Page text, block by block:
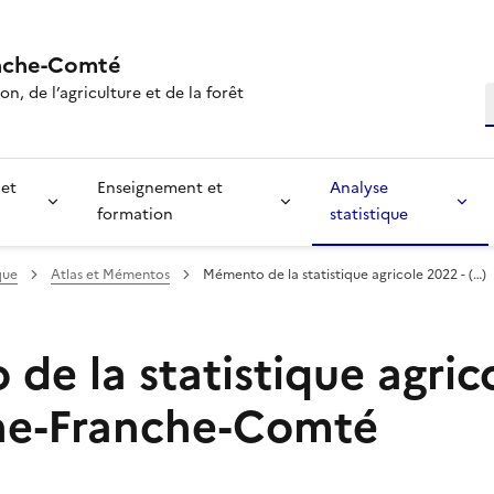
Comté
de l’agriculture et de la forêt
Enseignement et
formation
Analyse
statistique
Atlas et Mémentos Mémento de la statistique agricole 2022 - (…)
de la statistique
Franche-Comté